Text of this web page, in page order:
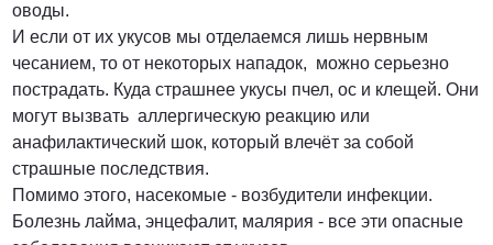
оводы.
И если от их укусов мы отделаемся лишь нервным
чесанием, то от некоторых нападок, можно серьезно
пострадать. Куда страшнее укусы пчел, ос и клещей. Они
могут вызвать аллергическую реакцию или
анафилактический шок, который влечёт за собой
страшные последствия.
Помимо этого, насекомые - возбудители инфекции.
Болезнь лайма, энцефалит, малярия - все эти опасные